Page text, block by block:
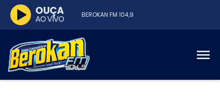
BEROKAN FM 104,9
OUÇA
AO VIVO